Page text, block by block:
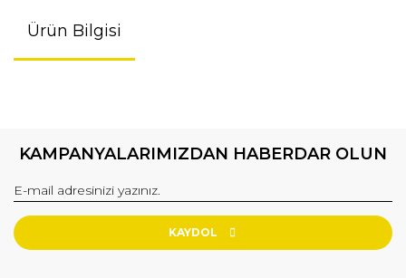
Ürün Bilgisi
KAMPANYALARIMIZDAN HABERDAR OLUN
KAYDOL